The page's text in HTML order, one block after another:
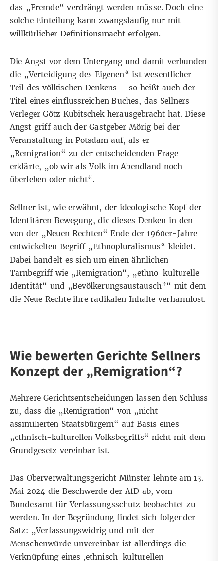
das „Fremde“ verdrängt werden müsse. Doch eine
solche Einteilung kann zwangsläufig nur mit
willkürlicher Definitionsmacht erfolgen.
Die Angst vor dem Untergang und damit verbunden
die „Verteidigung des Eigenen“ ist wesentlicher
Teil des völkischen Denkens – so heißt auch der
Titel eines einflussreichen Buches, das Sellners
Verleger Götz Kubitschek herausgebracht hat. Diese
Angst griff auch der Gastgeber Mörig bei der
Veranstaltung in Potsdam auf, als er
„Remigration“ zu der entscheidenden Frage
erklärte, „ob wir als Volk im Abendland noch
überleben oder nicht“.
Sellner ist, wie erwähnt, der ideologische Kopf der
Identitären Bewegung, die dieses Denken in den
von der „Neuen Rechten“ Ende der 1960er-Jahre
entwickelten Begriff „Ethnopluralismus“ kleidet.
Dabei handelt es sich um einen ähnlichen
Tarnbegriff wie „Remigration“, „ethno-kulturelle
Identität“ und „Bevölkerungsaustausch”“ mit dem
die Neue Rechteihre radikalen Inhalte verharmlost.
Wie bewerten Gerichte Sellners
Konzept der „Remigration“?
Mehrere Gerichtsentscheidungen lassen den Schluss
zu, dass die „Remigration“ von „nicht
assimilierten Staatsbürgern“ auf Basis eines
„ethnisch-kulturellen Volksbegriffs“ nicht mit dem
Grundgesetz vereinbar ist.
Das Oberverwaltungsgericht Münster lehnte am 13.
Mai 2024 die Beschwerde der AfD ab, vom
Bundesamt für Verfassungsschutz beobachtet zu
werden. In der Begründung findet sich folgender
Satz: „Verfassungswidrigund mit der
Menschenwürde unvereinbar ist allerdings die
Verknüpfung eines ,ethnisch-kulturellen